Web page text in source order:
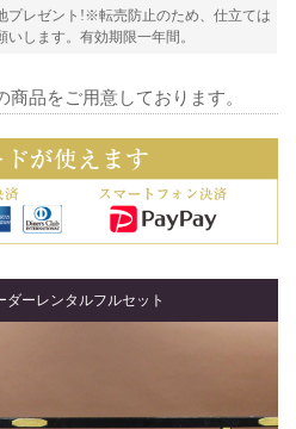
プレゼント!※転売防止のため、仕立ては
いします。有効期限一年間。
品をご用意しております。
ダーレンタルフルセット